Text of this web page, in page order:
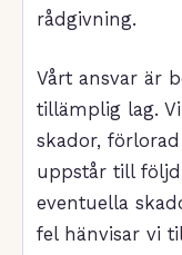
rådgivning.
Vårt ansvar är
tillämplig lag.
skador,
uppstår till följd
eventuella
fel hänvisar vi